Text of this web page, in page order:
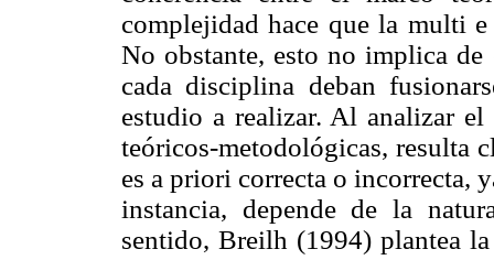
complejidad hace que la multi
No obstante, esto no implica
cada disciplina deban
estudio a realizar. Al analizar
teóricos-metodológicas, resulta
es a priori correcta o incorrecta,
instancia, depende de la
sentido, Breilh (1994) plantea